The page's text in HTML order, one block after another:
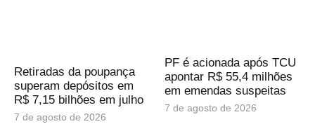
Retiradas da poupança
superam depósitos em
R$ 7,15 bilhões em julho
7 de agosto de 2026
PF é acionada após TCU
apontar R$ 55,4 milhões
em emendas suspeitas
7 de agosto de 2026